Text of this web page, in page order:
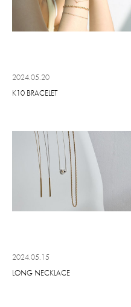
2024.05.20
K10 BRACELET
2024.05.15
LONG NECKLACE